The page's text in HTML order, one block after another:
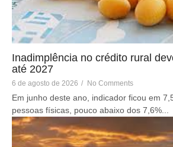
Inadimplência no crédito rural
até 2027
6 de agosto de 2026 / No Comments
Em junho deste ano, indicador ficou em
pessoas físicas, pouco abaixo dos 7,6%...